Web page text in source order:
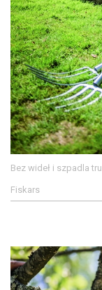
Bez wideł i szpadla
Fiskars